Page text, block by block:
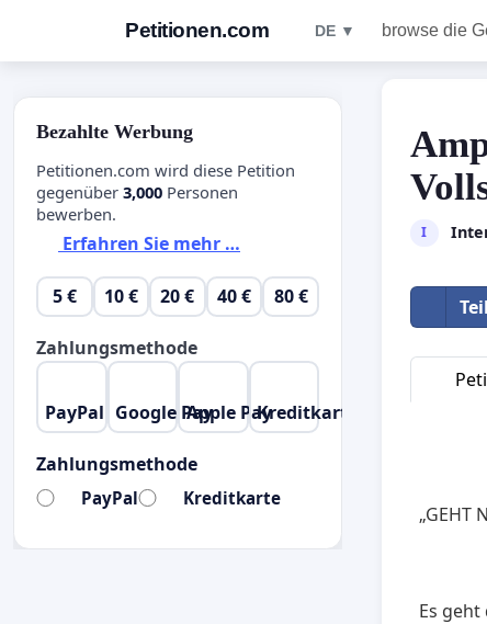
Petitionen.com DE ▼ browse die
I
„GEHT
Es
Bezahlte Werbung
Petitionen.com wird diese Petition
gegenüber 3,000 Personen
bewerben.
Erfahren Sie mehr …
5 € 10 € 20 € 40 € 80 €
Zahlungsmethode
PayPal Google PayApple PayKreditkarte
Zahlungsmethode
PayPal Kreditkarte